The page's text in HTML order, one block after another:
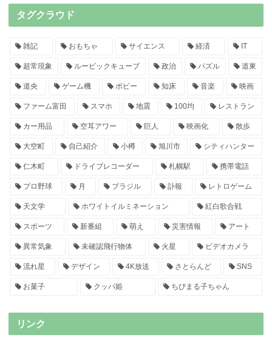
タグクラウド
雑記 おもちゃ サイエンス 経済 IT
超常現象 ルービックキューブ 政治 パズル 道東
道央 ゲーム機 ポピー 知床 音楽 映画
ファーム富田 スマホ 地震 100均 レストラン
カー用品 空耳アワー 巨人 映画化 散歩
大空町 自己紹介 小樽 旭川市 シティハンター
仁木町 ドライブレコーダー 札幌駅 携帯電話
プロ野球 月 ブラジル 訃報 レトロゲーム
天文学 ホワイトイルミネーション 紅白歌合戦
スポーツ 新番組 萌え 災害情報 アート
異常気象 未確認飛行物体 火星 ビデオカメラ
流れ星 デザイン 4K放送 さとらんど SNS
お菓子 クッパ姫 ちびまる子ちゃん
リンク